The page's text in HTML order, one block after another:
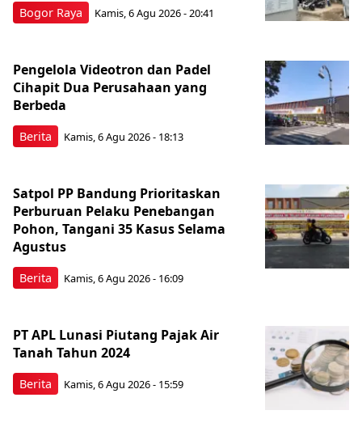
Bogor Raya Kamis, 6 Agu 2026 - 20:41
Berita
Pengelola Videotron dan Padel
Cihapit Dua Perusahaan yang
Berbeda
Kamis, 6 Agu 2026 - 18:13
Berita
Satpol PP Bandung Prioritaskan
Perburuan Pelaku Penebangan
Pohon, Tangani 35 Kasus Selama
Agustus
Kamis, 6 Agu 2026 - 16:09
Berita
PT APL Lunasi Piutang Pajak Air
Tanah Tahun 2024
Kamis, 6 Agu 2026 - 15:59